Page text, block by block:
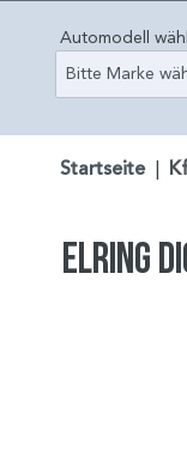
Automodell
Bitte Marke
Startseite
ELRING